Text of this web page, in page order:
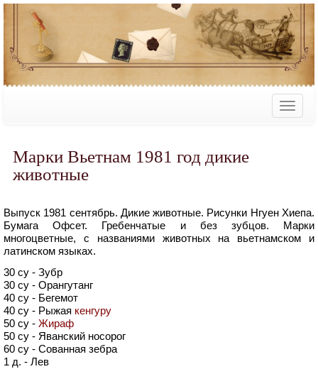
Марки Вьетнам 1981 год дикие
животные
Выпуск 1981 сентябрь. Дикие животные. Рисунки Нгуен Хиепа.
Бумага Офсет. Гребенчатые и без зубцов. Марки
многоцветные, с названиями животных на вьетнамском и
латинском языках.
30 су - Зубр
30 су - Орангутанг
40 су - Бегемот
40 су - Рыжая кенгуру
50 су - Жираф
50 су - Яванский носорог
60 су - Сованная зебра
1 д. - Лев